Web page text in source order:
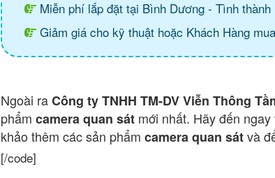
Miễn phí lắp đặt tại Bình Dương - Tình thành
Giảm giá cho kỹ thuật hoặc Khách Hàng
Ngoài raCông ty TNHH TM-DV Viễn Thông
phẩm camera quan sát mới nhất. Hãy đến
khảo thêm các sản phẩm camera quan sátvà
[/code]